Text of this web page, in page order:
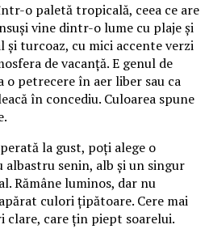
o paletă tropicală, ceea ce are
vine dintr-o lume cu plaje și
și turcoaz, cu mici accente verzi
de vacanță. E genul de
o petrecere în aer liber sau ca
în concediu. Culoarea spune
la gust, poți alege o
albastru senin, alb și un singur
Rămâne luminos, dar nu
culori țipătoare. Cere mai
clare, care țin piept soarelui.